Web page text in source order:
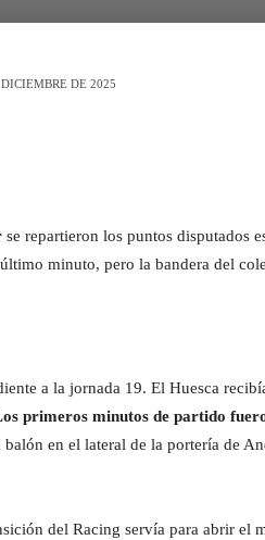
DE 2025
se repartieron los puntos disputados
minuto, pero la bandera del
a la jornada 19. El Huesca
primeros minutos de partido
en el lateral de la portería de
del Racing servía para abrir el